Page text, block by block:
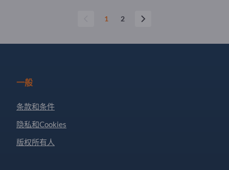
1 2
一般
条款和条件
隐私和Cookies
版权所有人